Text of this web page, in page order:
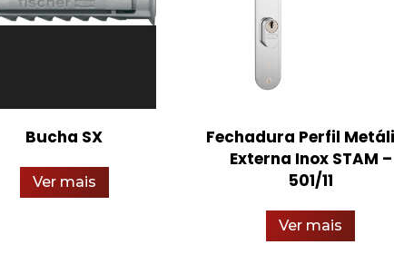
Bucha SX
Ver mais
Fechadura Perfil
Externa Inox STAM –
501/11
Ver mais